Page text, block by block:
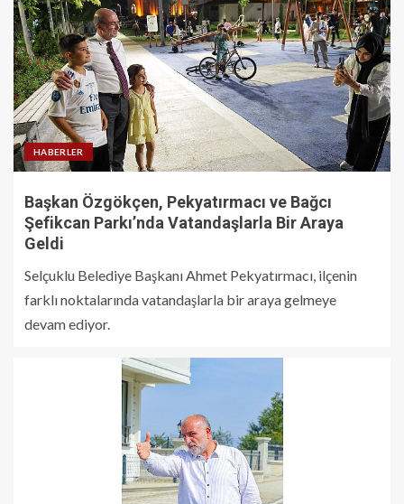
HABERLER
Başkan Özgökçen, Pekyatırmacı ve Bağcı
Şefikcan Parkı’nda Vatandaşlarla Bir Araya
Geldi
Selçuklu Belediye Başkanı Ahmet Pekyatırmacı, ilçenin
farklı noktalarında vatandaşlarla bir araya gelmeye
devam ediyor.